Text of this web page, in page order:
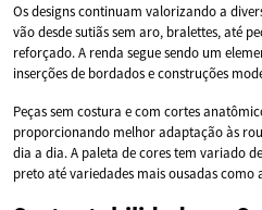
Os designs continuam valorizando a
vão desde sutiãs sem aro, bralettes, até
reforçado. A renda segue sendo um
inserções de bordados e construções
Peças sem costura e com cortes
proporcionando melhor adaptação às
dia a dia. A paleta de cores tem variado
preto até variedades mais ousadas como